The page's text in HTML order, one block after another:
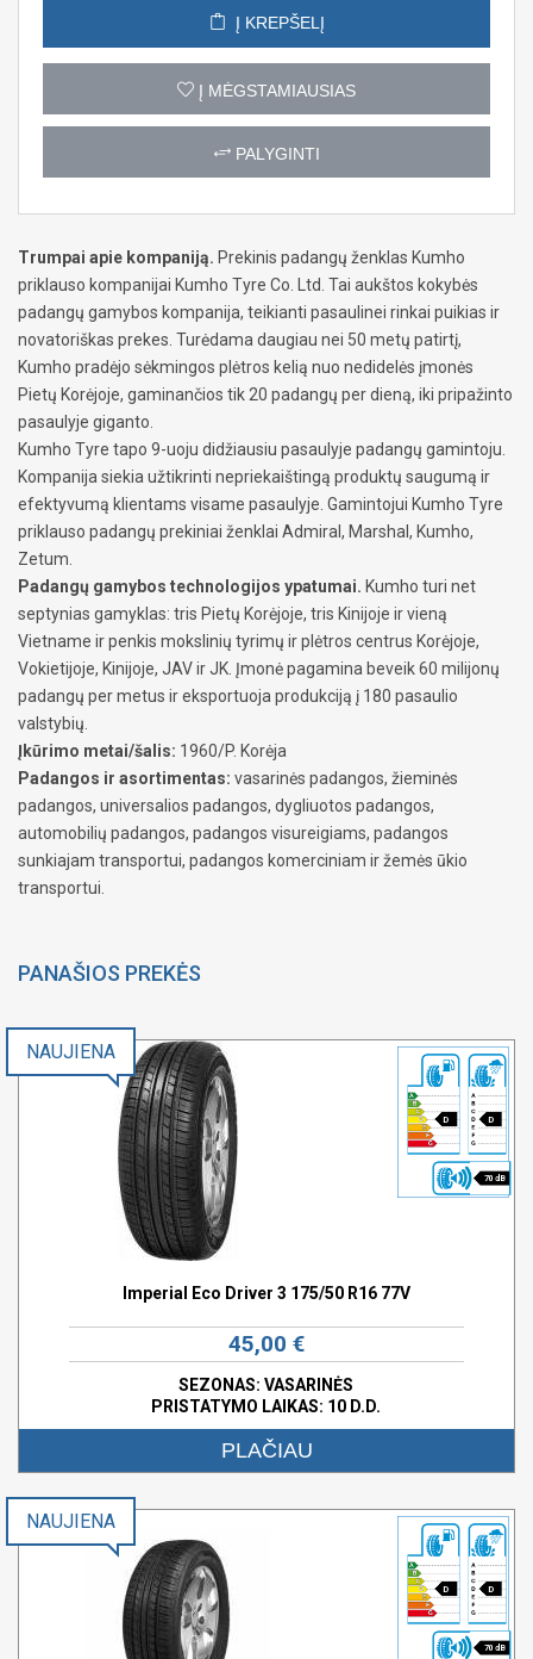
Į KREPŠELĮ
Į MĖGSTAMIAUSIAS
PALYGINTI
Trumpai apie kompaniją. Prekinis padangų ženklas Kumho
priklauso kompanijai Kumho Tyre Co. Ltd. Tai aukštos kokybės
padangų gamybos kompanija, teikianti pasaulinei rinkai puikias ir
novatoriškas prekes. Turėdama daugiau nei 50 metų patirtį,
Kumho pradėjo sėkmingos plėtros kelią nuo nedidelės įmonės
Pietų Korėjoje, gaminančios tik 20 padangų per dieną, iki pripažinto
pasaulyje giganto.
Kumho Tyre tapo 9-uoju didžiausiu pasaulyje padangų gamintoju.
Kompanija siekia užtikrinti nepriekaištingą produktų saugumą ir
efektyvumą klientams visame pasaulyje. Gamintojui Kumho Tyre
priklauso padangų prekiniai ženklai Admiral, Marshal, Kumho,
Zetum.
Padangų gamybos technologijos ypatumai. Kumho turi net
septynias gamyklas: tris Pietų Korėjoje, tris Kinijoje ir vieną
Vietname ir penkis mokslinių tyrimų ir plėtros centrus Korėjoje,
Vokietijoje, Kinijoje, JAV ir JK. Įmonė pagamina beveik 60 milijonų
padangų per metus ir eksportuoja produkciją į 180 pasaulio
valstybių.
Įkūrimo metai/šalis: 1960/P. Korėja
Padangos ir asortimentas: vasarinės padangos, žieminės
padangos, universalios padangos, dygliuotos padangos,
automobilių padangos, padangos visureigiams, padangos
sunkiajam transportui, padangos komerciniam ir žemės ūkio
transportui.
PANAŠIOS PREKĖS
D D
70 dB
NAUJIENA
Imperial Eco Driver 3 175/50 R16 77V
45,00 €
SEZONAS: VASARINĖS
PRISTATYMO LAIKAS: 10 D.D.
PLAČIAU
D D
70 dB
NAUJIENA